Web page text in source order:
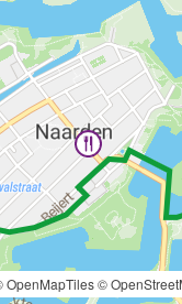
OpenMapTiles©